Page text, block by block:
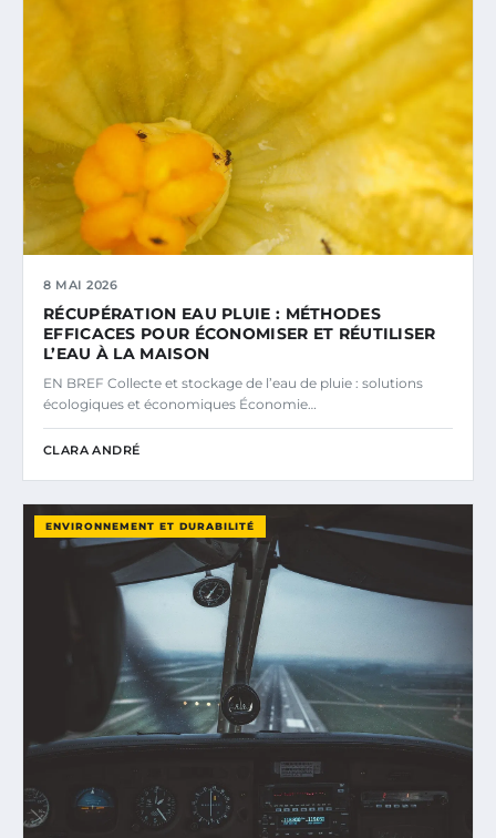
8 MAI 2026
RÉCUPÉRATION EAU PLUIE : MÉTHODES
EFFICACES POUR ÉCONOMISER ET RÉUTILISER
L’EAU À LA MAISON
EN BREF Collecte et stockage de l’eau de pluie : solutions
écologiques et économiques Économie…
CLARA ANDRÉ
ENVIRONNEMENT ET DURABILITÉ